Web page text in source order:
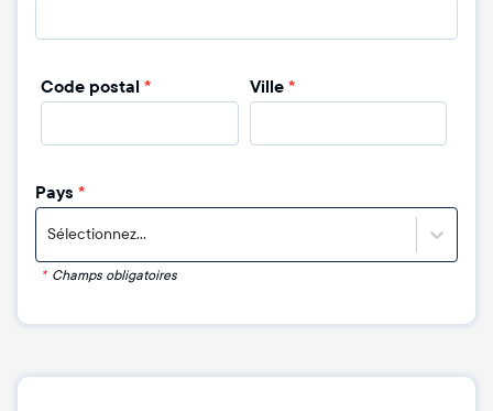
Code postal * Ville *
Pays *
Sélectionnez...
* Champs obligatoires